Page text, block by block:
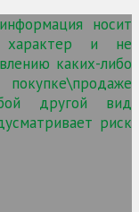
носит
характер и не
каких-либо
другой вид
риск